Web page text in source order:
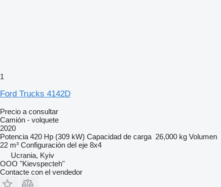
1
Ford Trucks 4142D
Precio a consultar
Camión - volquete
2020
Potencia 420 Hp (309 kW) Capacidad de carga 26,000 kg Volumen
22 m³ Configuración del eje 8x4
Ucrania, Kyiv
OOO "Kievspecteh"
Contacte con el vendedor